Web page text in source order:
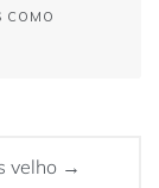
COMO
velho →